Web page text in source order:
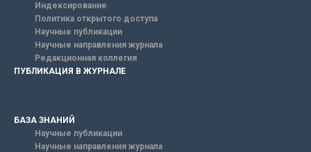
Индексирование
Политика открытого доступа
Научные публикации
Научные направления журнала
Редакционная коллегия
ПУБЛИКАЦИЯ В ЖУРНАЛЕ
БАЗА ЗНАНИЙ
Научные публикации
Научные направления журнала